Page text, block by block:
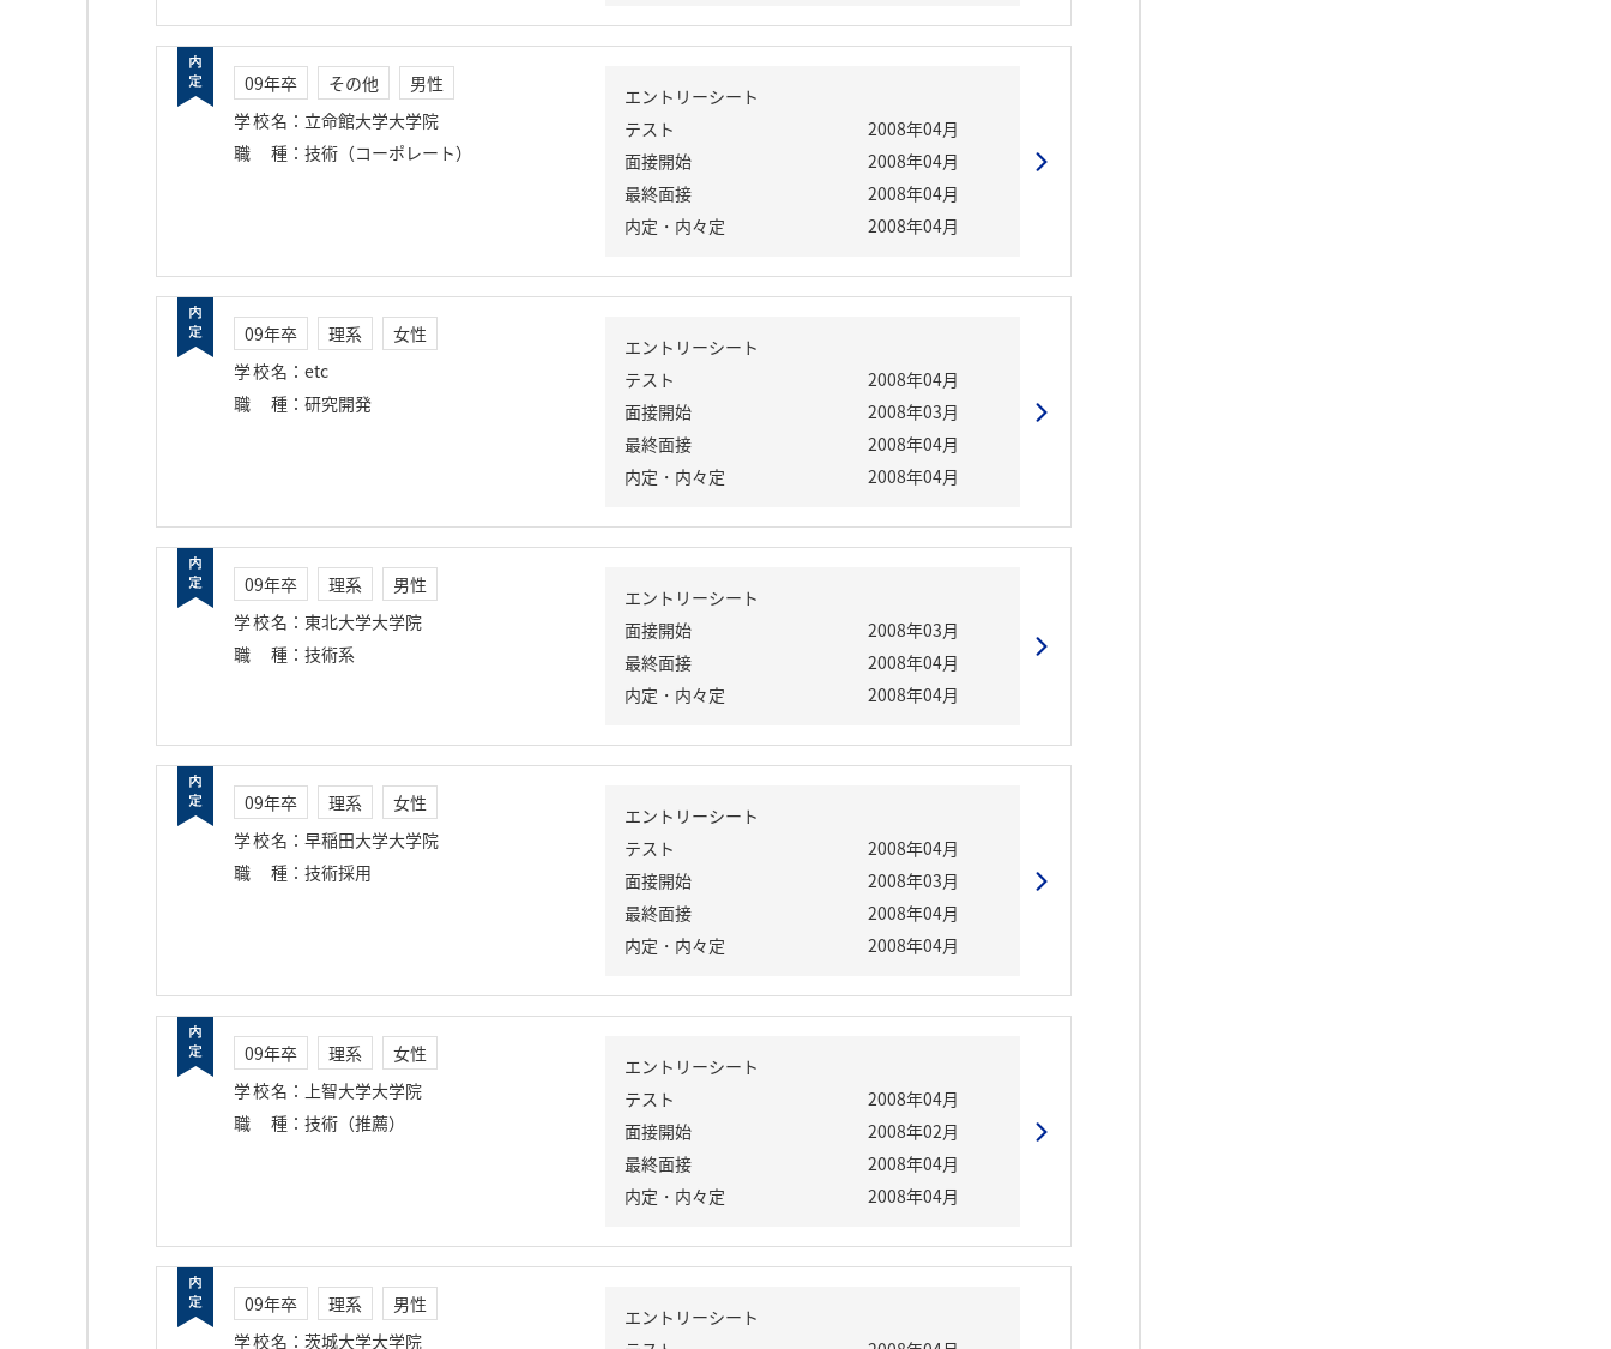
09年卒 その他
男性
学校名 ： 立命館大学大学院
職種 ： 技術（コーポレート）
エントリーシート
テスト
2008年04月
面接開始
2008年04月
最終面接
2008年04月
内定・内々定
2008年04月
09年卒 理系
女性
学校名 ： etc
職種 ： 研究開発
エントリーシート
テスト
2008年04月
面接開始
2008年03月
最終面接
2008年04月
内定・内々定
2008年04月
09年卒 理系
男性
学校名 ： 東北大学大学院
職種 ： 技術系
エントリーシート
面接開始
2008年03月
最終面接
2008年04月
内定・内々定
2008年04月
09年卒 理系
女性
学校名 ： 早稲田大学大学院
職種 ： 技術採用
エントリーシート
テスト
2008年04月
面接開始
2008年03月
最終面接
2008年04月
内定・内々定
2008年04月
09年卒 理系
女性
学校名 ： 上智大学大学院
職種 ： 技術（推薦）
エントリーシート
テスト
2008年04月
面接開始
2008年02月
最終面接
2008年04月
内定・内々定
2008年04月
09年卒 理系
男性
学校名 ： 茨城大学大学院
エントリーシート